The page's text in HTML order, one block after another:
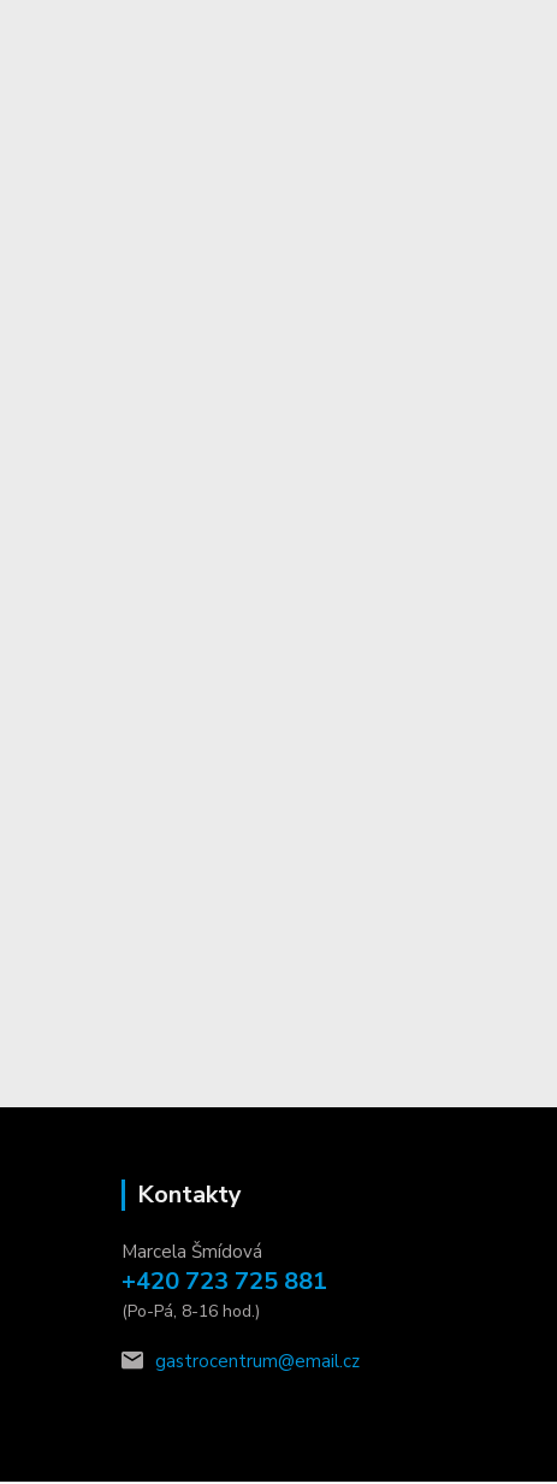
Kontakty
Marcela Šmídová
+420 723 725 881
(Po-Pá, 8-16 hod.)
gastrocentrum@email.cz